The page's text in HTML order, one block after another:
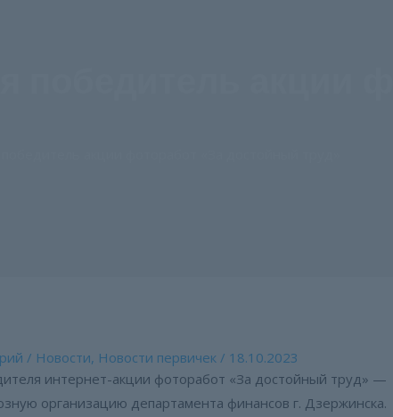
/ Новости, Новости первичек / 18.10.2023
интернет-акции фоторабот «За достойный труд» —
организацию департамента финансов г. Дзержинска.